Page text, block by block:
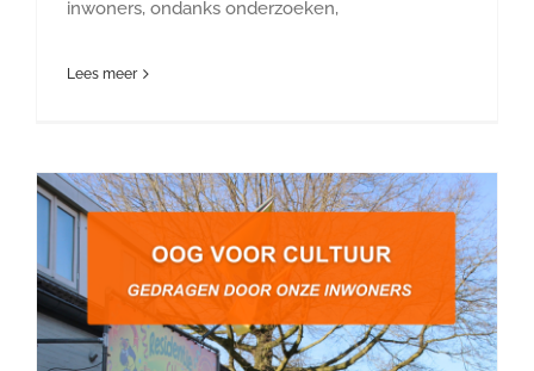
inwoners, ondanks onderzoeken,
Lees meer